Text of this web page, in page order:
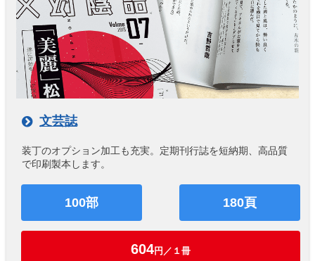
文芸誌
装丁のオプション加工も充実。定期刊行誌を短納期、高品質
で印刷製本します。
100部 180頁
604円／１冊